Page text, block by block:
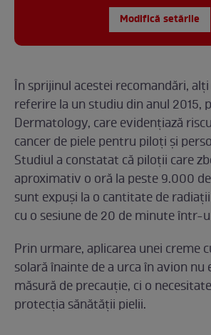
Modifică setările
În sprijinul acestei recomandări,
referire la un studiu din anul 2015,
Dermatology, care evidențiază
cancer de piele pentru piloți și
Studiul a constatat că piloții care
aproximativ o oră la peste 9.000
sunt expuși la o cantitate de
cu o sesiune de 20 de minute într-
Prin urmare, aplicarea unei creme
solară înainte de a urca în avion nu
măsură de precauție, ci o
protecția sănătății pielii.